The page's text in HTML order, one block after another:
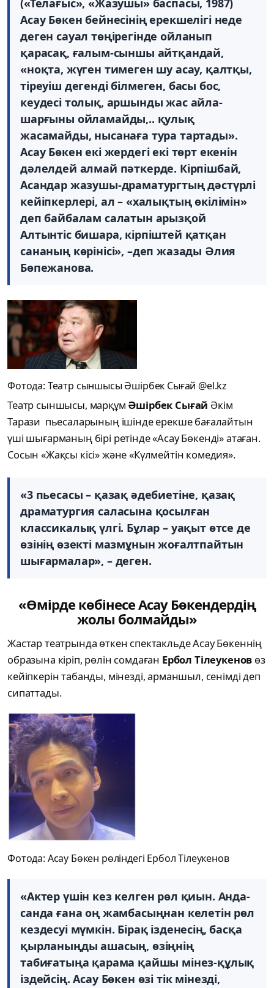
Асау Бөкен бейнесiнiң ерекшелiгi неде
деген сауал төңiрегiнде ойланып
қарасақ, ғалым-сыншы айтқандай,
«ноқта, жүген тимеген шу асау, қалтқы,
тiреуiш дегендi бiлмеген, басы бос,
кеудесi толық, аршынды жас айла-
шарғыны ойламайды,.. қулық
жасамайды, нысанаға тура тартады».
Асау Бөкен екi жердегi екi төрт екенiн
дәлелдей алмай пәткерде. Кiрпiшбай,
Асандар жазушы-драматургтың дәстүрлi
кейiпкерлерi, ал – «халықтың өкiлiмiн»
деп байбалам салатын арызқой
Алтынтiс бишара, кiрпiштей қатқан
сананың көрiнiсi», –деп жазады Әлия
Бөпежанова.
Фотода: Театр сыншысы Әшірбек Сығай @el.kz
Театр сыншысы, марқұм Әшірбек Сығай Әкім
Тарази пьесаларының ішінде ерекше бағалайтын
үші шығарманың бірі ретінде «Асау Бөкенді» атаған.
Сосын «Жақсы кісі» және «Күлмейтін комедия».
«3 пьесасы – қазақ әдебиетіне, қазақ
драматургия саласына қосылған
классикалық үлгі. Бұлар – уақыт өтсе де
өзінің өзекті мазмұнын жоғалтпайтын
шығармалар», – деген.
«Өмірде көбінесе Асау Бөкендердің
жолы болмайды»
Жастар театрында өткен спектакльде Асау Бөкеннің
образына кіріп, рөлін сомдаған Ербол Тілеукенов өз
кейіпкерін табанды, мінезді, арманшыл, сенімді деп
сипаттады.
Фотода: Асау Бөкен рөліндегі Ербол Тілеукенов
«Актер үшін кез келген рөл қиын. Анда-
санда ғана оң жамбасыңнан келетін рөл
кездесуі мүмкін. Бірақ ізденесің, басқа
қырланыңды ашасың, өзіңнің
табиғатыңа қарама қайшы мінез-құлық
іздейсің. Асау Бөкен өзі тік мінезді,